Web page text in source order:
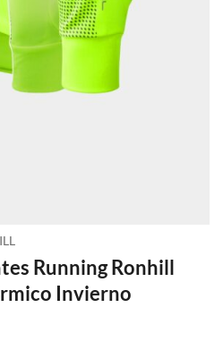
Running Ronhill
Invierno